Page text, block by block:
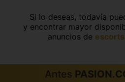
Si lo deseas, todavía
y encontrar mayor
anuncios de
Antes